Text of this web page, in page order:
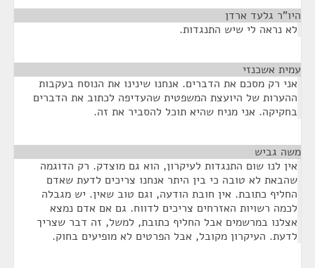
היו"ר גלעד ארדן
לא נראה לי שיש התנגדות.
עמית אשכנזי
אני רק מסכם את הדברים. אנחנו שינינו את הנוסח בעקבות
ההערות של היועצת המשפטית שהעדיפה לכתוב את הדברים
בחקיקה. אני מניח שהיא תוכל להסביר את זה.
משה גביש
אין לנו שום התנגדות לעיקרון, הוא גם מוצדק. רק הדוגמה
שהבאת לא טובה כי בין היתר אנחנו צריכים לדעת שאדם
החליף כתובת. אין חובת הודעה, וגם טוב שאין. יש מגבלה
לכמה רשויות האזרחים צריכים לדווח. גם אם אדם נמצא
אצלנו במרשמים אבל החליף כתובת, למשל, זה דבר שצריך
לדעת. העיקרון מקובל, אבל הפרטים לא מופיעים בחוק.